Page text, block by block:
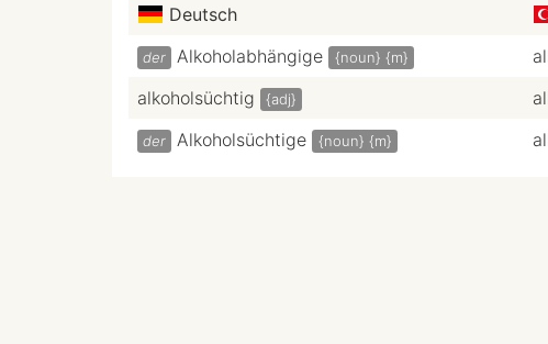
Deutsch
der Alkoholabhängige {noun} {m}
alkoholsüchtig {adj}
der Alkoholsüchtige {noun} {m}